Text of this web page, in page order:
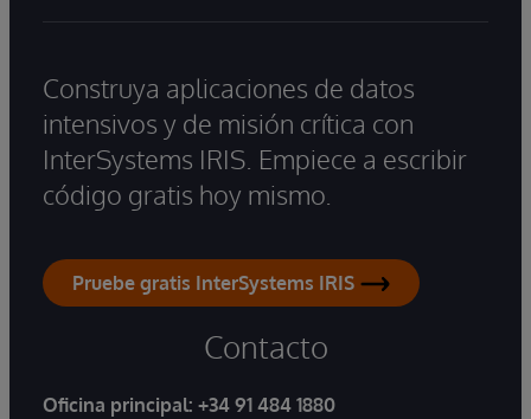
Construya aplicaciones de datos
intensivos y de misión crítica con
InterSystems IRIS. Empiece a escribir
código gratis hoy mismo.
Pruebe gratis InterSystems IRIS
Contacto
Oficina principal: +34 91 484 1880